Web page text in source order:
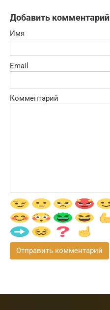
Добавить комментарий
Имя
Email
Комментарий